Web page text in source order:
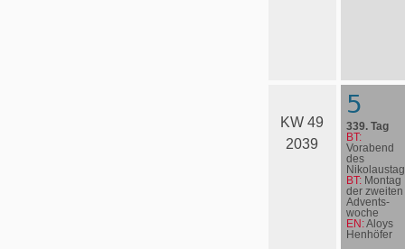
KW 49
2039
5
339. Tag
BT:
Vorabend
des
BT: Montag
der zweiten
Advents­
woche
EN:Aloys
Henhöfer